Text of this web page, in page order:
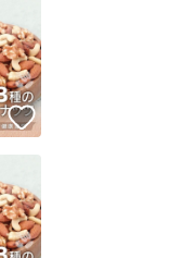
フリマの取引を完了させ
フリマサービスでの取引実績
証しているものではありませ
頻度で24時間以内＆設定した
ページへ